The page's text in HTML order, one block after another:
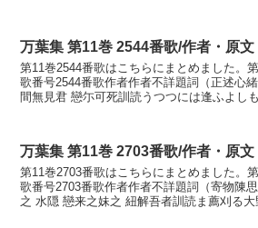
万葉集 第11巻 2544番歌/作者・原
第11巻2544番歌はこちらにまとめました。
歌番号2544番歌作者作者不詳題詞（正述心
間無見君 戀尓可死訓読うつつには逢ふよし
万葉集 第11巻 2703番歌/作者・原
第11巻2703番歌はこちらにまとめました。
歌番号2703番歌作者作者不詳題詞（寄物陳
之 水隠 戀来之妹之 紐解吾者訓読ま薦刈る